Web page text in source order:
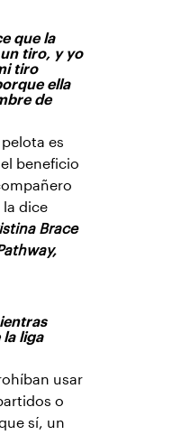
que la
un tiro, y yo
tiro
ella
de
es
beneficio
la dice
Brace
la liga
usar
o
sí, un